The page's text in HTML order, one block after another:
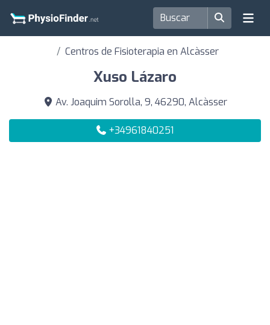
Centros de Fisioterapia en Alcàsser
Xuso Lázaro
Av. Joaquim Sorolla, 9, 46290, Alcàsser
+34961840251